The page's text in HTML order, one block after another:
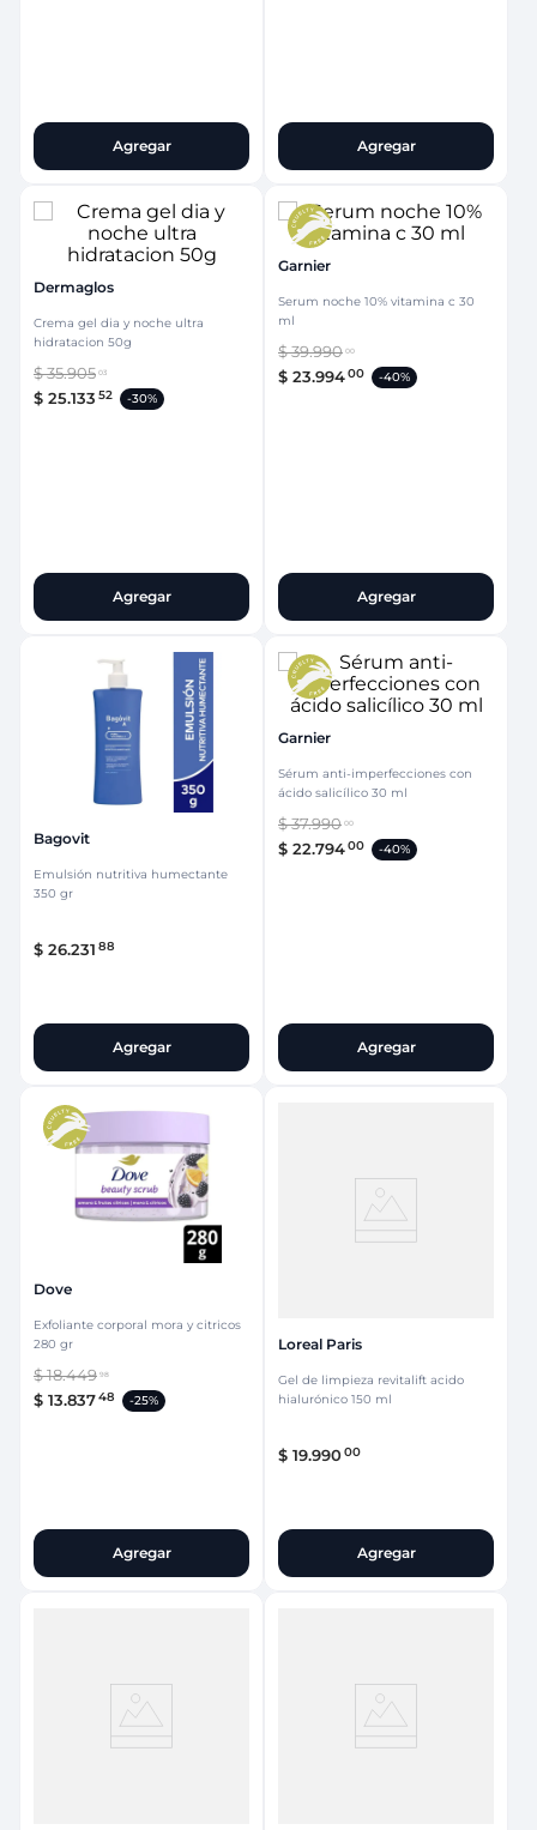
Agregar Agregar
Dermaglos
Crema gel dia y noche ultra
hidratacion 50g
$35.905 03
$ 25.133 52 -30%
Agregar
Garnier
Serum noche 10% vitamina c 30
ml
$39.990 00
$ 23.99400 -40%
Agregar
Bagovit
Emulsión nutritiva humectante
350 gr
$ 26.231 88
Agregar
Garnier
Sérum anti-imperfecciones con
ácido salicílico 30 ml
$37.990 00
$ 22.79400 -40%
Agregar
Dove
Exfoliante corporal mora y citricos
280 gr
$18.449 98
$ 13.83748 -25%
Agregar
Loreal Paris
Gel de limpieza revitalift acido
hialurónico 150 ml
$ 19.99000
Agregar